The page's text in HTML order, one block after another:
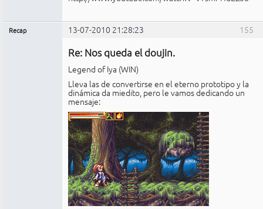
155
Recap 13-07-2010 21:28:23
Re: Nos queda el doujin.
Legend of Iya (WIN)
Lleva las de convertirse en el eterno prototipo y la
dinámica da miedito, pero le vamos dedicando un
mensaje: